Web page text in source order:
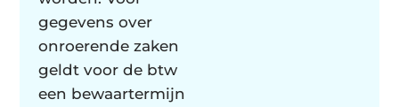
gegevens over
onroerende zaken
geldt voor de btw
een bewaartermijn